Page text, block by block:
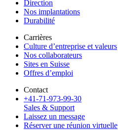
Direction
Nos implantations
Durabilité
Carrières
Culture d’entreprise et valeurs
Nos collaborateurs
Sites en Suisse
Offres d’emploi
Contact
+41-71-973-99-30
Sales & Support
Laissez un message
Réserver une réunion virtuelle